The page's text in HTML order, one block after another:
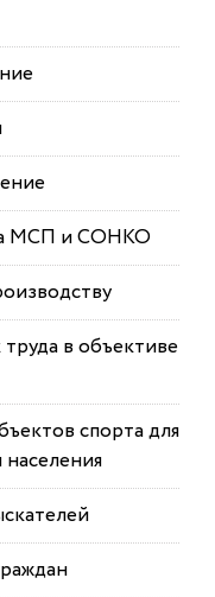
МСП и СОНКО
в объективе
спорта для